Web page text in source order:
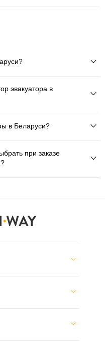
эвакуатора в
в Беларуси?
при заказе